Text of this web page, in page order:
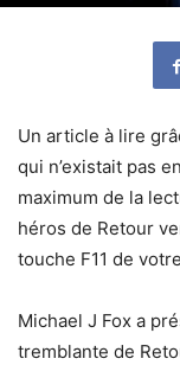
Un article à lire
qui n’existait pas
maximum de la
héros de Retour
touche F11 de
Michael J Fox a
tremblante de